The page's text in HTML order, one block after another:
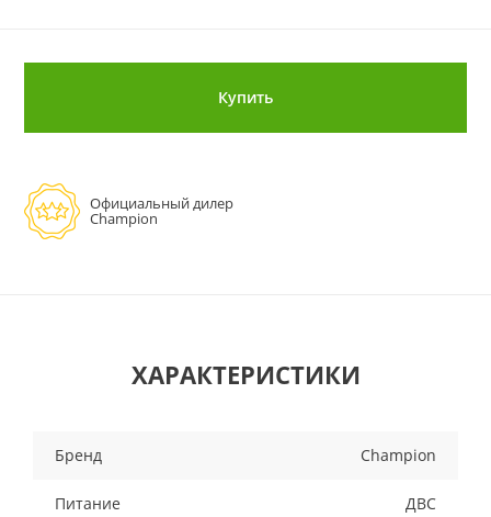
Купить
Официальный дилер
Champion
ХАРАКТЕРИСТИКИ
Бренд Champion
Питание ДВС